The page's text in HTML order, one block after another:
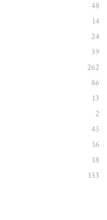
48
14
24
39
262
86
13
2
43
16
18
133